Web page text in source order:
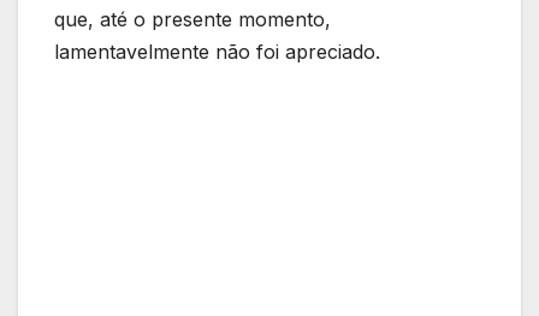
que, até o presente momento,
lamentavelmente não foi apreciado.